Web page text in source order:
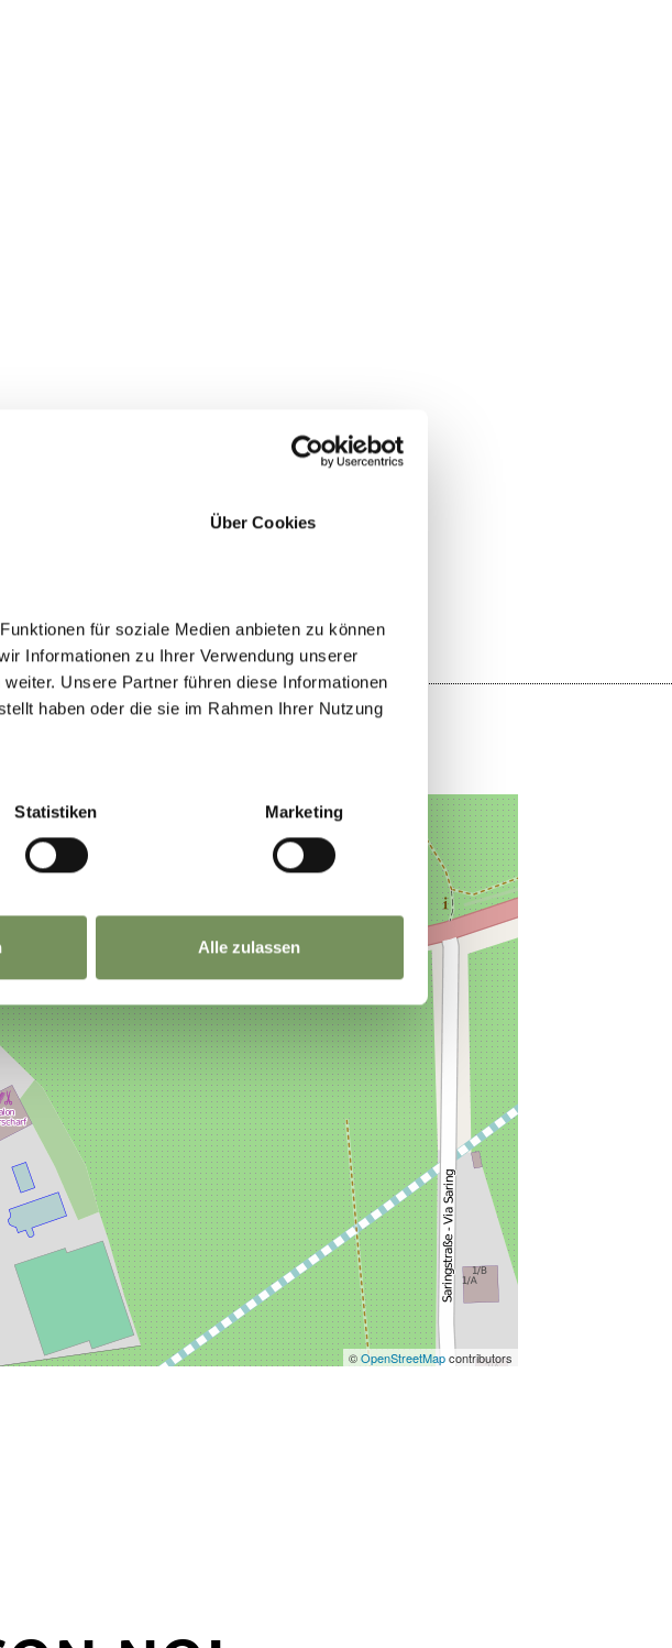
Über Cookies
für soziale Medien anbieten zu können
Informationen zu Ihrer Verwendung unserer
Unsere Partner führen diese Informationen
haben oder die sie im Rahmen Ihrer Nutzung
Statistiken Marketing
Alle zulassen
©OpenStreetMapcontributors